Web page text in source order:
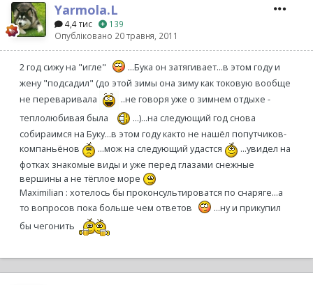
Yarmola.L
4,4 тис
139
Опубліковано 20 травня, 2011
2 год сижу на "игле"
...Бука он затягивает...в этом году и
жену "подсадил" (до этой зимы она зиму как токовую вообще
не переваривала
..не говоря уже о зимнем отдыхе -
теплолюбивая была
...)...на следующий год снова
собираимся на Буку...в этом году както не нашёл попутчиков-
компаньёнов
...мож на следующий удастся
...увидел на
фотках знакомые виды и уже перед глазами снежные
вершины а не тёплое море
Maximilian : хотелось бы проконсультироватся по снаряге...а
то вопросов пока больше чем ответов
...ну и прикупил
бы чегонить